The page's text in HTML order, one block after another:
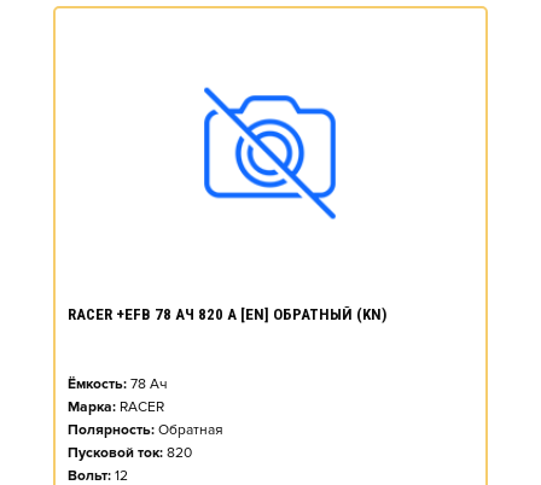
RACER +EFB 78 АЧ 820 А [EN] ОБРАТНЫЙ (KN)
Ёмкость: 78 Ач
Марка: RACER
Полярность: Обратная
Пусковой ток: 820
Вольт: 12